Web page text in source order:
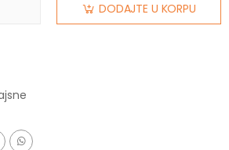
DODAJTE U KORPU